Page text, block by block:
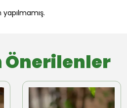
Önerilenler